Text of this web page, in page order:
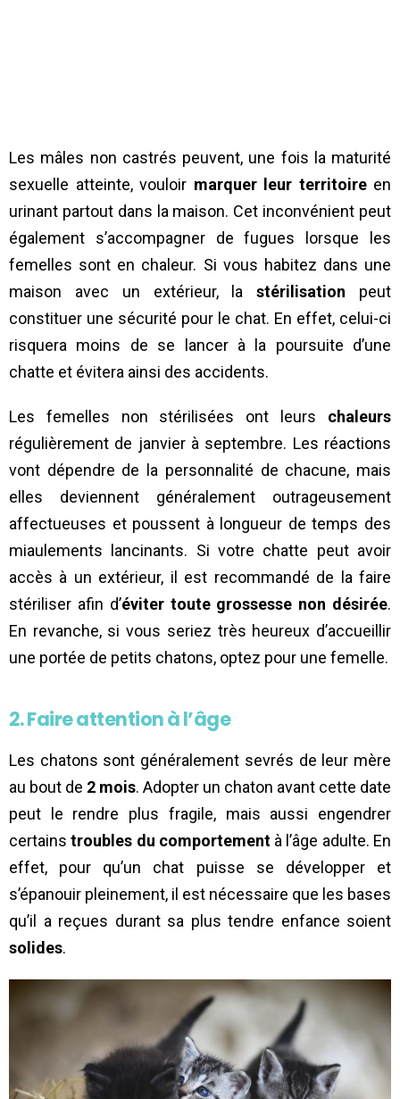
Les mâles non castrés peuvent, une fois la maturité
sexuelle atteinte, vouloir marquer leur territoireen
urinant partout dans la maison. Cet inconvénient peut
également s’accompagner de fugues lorsque les
femelles sont en chaleur. Si vous habitez dans une
maison avec un extérieur, lastérilisation peut
constituer une sécurité pour le chat. En effet, celui-ci
risquera moins de se lancer à la poursuite d’une
chatte et évitera ainsi des accidents.
Les femelles non stérilisées ont leurs chaleurs
régulièrement de janvier à septembre. Les réactions
vont dépendre de la personnalité de chacune, mais
elles deviennent généralement outrageusement
affectueuses et poussent à longueur de temps des
miaulements lancinants. Si votre chatte peut avoir
accès à un extérieur, il est recommandé de la faire
stériliser afin d’éviter toute grossesse non désirée.
En revanche, si vous seriez très heureux d’accueillir
une portée de petits chatons, optez pour une femelle.
2. Faire attention à l’âge
Les chatons sont généralement sevrés de leur mère
au bout de 2 mois. Adopter un chaton avant cette date
peut le rendre plus fragile, mais aussi engendrer
certainstroubles du comportementà l’âge adulte. En
effet, pour qu’un chat puisse se développer et
s’épanouir pleinement, il est nécessaire que les bases
qu’il a reçues durant sa plus tendre enfance soient
solides.